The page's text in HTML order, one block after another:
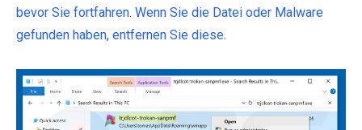
bevor Sie fortfahren. Wenn Sie die Datei oder Malware
gefunden haben, entfernen Sie diese.